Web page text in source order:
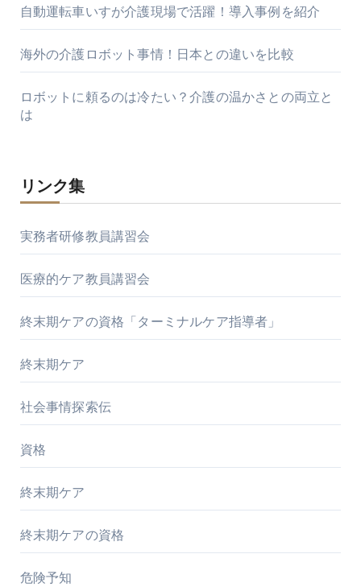
自動運転車いすが介護現場で活躍！導入事例を紹介
海外の介護ロボット事情！日本との違いを比較
ロボットに頼るのは冷たい？介護の温かさとの両立と
は
リンク集
実務者研修教員講習会
医療的ケア教員講習会
終末期ケアの資格「ターミナルケア指導者」
終末期ケア
社会事情探索伝
資格
終末期ケア
終末期ケアの資格
危険予知